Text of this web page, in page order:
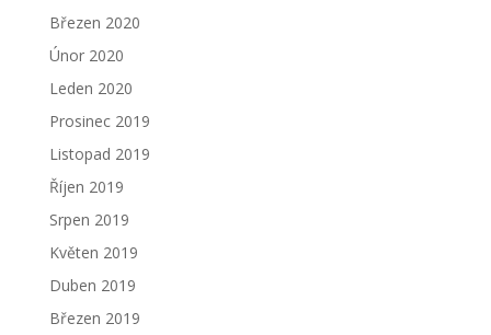
Březen 2020
Únor 2020
Leden 2020
Prosinec 2019
Listopad 2019
Říjen 2019
Srpen 2019
Květen 2019
Duben 2019
Březen 2019